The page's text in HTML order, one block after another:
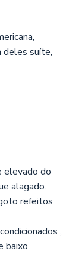
deles suíte,
elevado do
alagado.
refeitos
,
baixo